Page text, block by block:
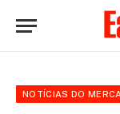
NOTÍCIAS DO